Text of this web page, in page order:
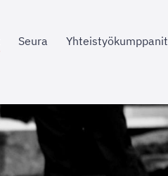
Seura Yhteistyökumppanit